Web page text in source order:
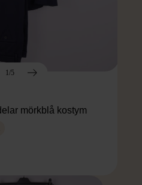
1/5
mörkblå kostym